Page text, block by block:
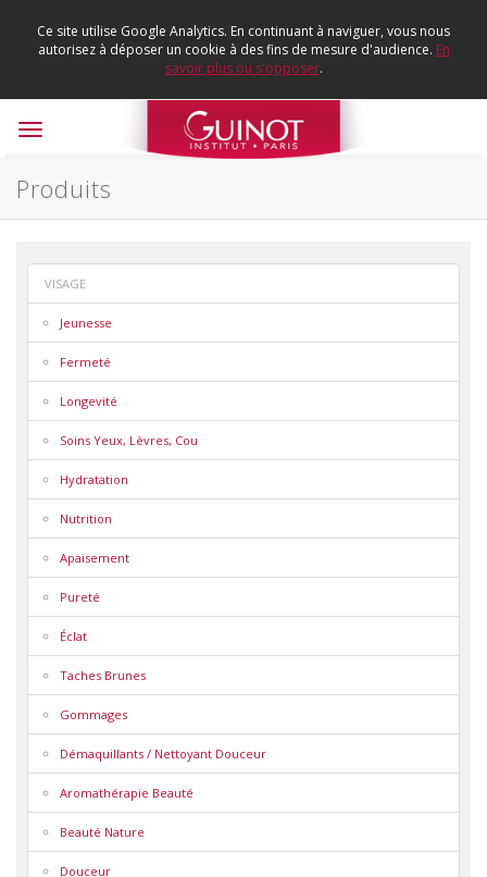
Ce site utilise Google Analytics. En continuant à naviguer, vous nous
autorisez à déposer un cookie à des fins de mesure d'audience. En
savoir plus ou s'opposer.
Toggle
Produits
VISAGE
Jeunesse
Fermeté
Longevité
Soins Yeux, Lèvres, Cou
Hydratation
Nutrition
Apaisement
Pureté
Éclat
Taches Brunes
Gommages
Démaquillants / Nettoyant Douceur
Aromathérapie Beauté
Beauté Nature
Douceur